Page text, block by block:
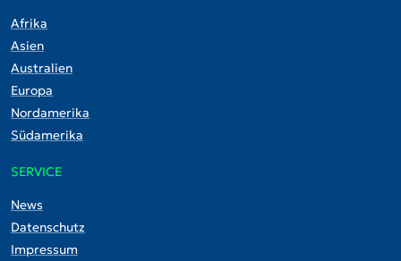
Afrika
Asien
Australien
Europa
Nordamerika
Südamerika
SERVICE
News
Datenschutz
Impressum